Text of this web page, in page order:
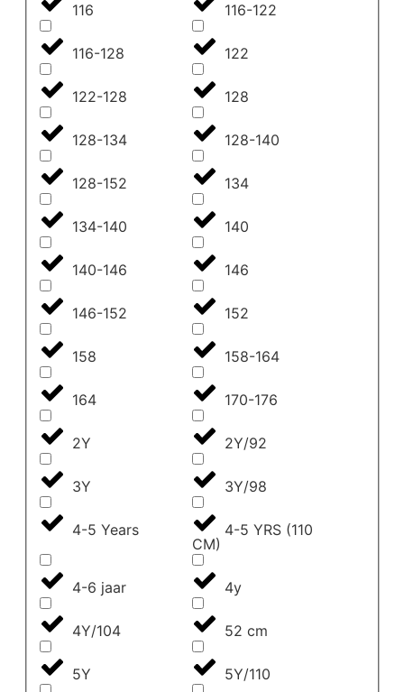
116 116-122
116-128 122
122-128 128
128-134 128-140
128-152 134
134-140 140
140-146 146
146-152 152
158 158-164
164 170-176
2Y 2Y/92
3Y 3Y/98
4-5 Years
4-5 YRS (110
CM)
4-6 jaar 4y
4Y/104 52 cm
5Y 5Y/110